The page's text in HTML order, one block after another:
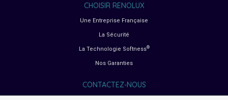
CHOISIR RENOLUX
Une Entreprise Française
La Sécurité
La Technologie Softness®
Nos Garanties
CONTACTEZ-NOUS